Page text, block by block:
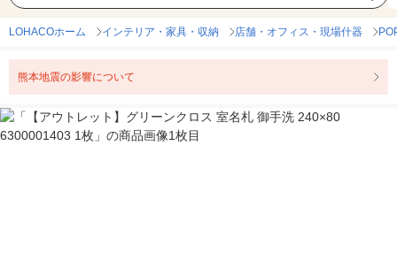
LOHACOホーム インテリア・家具・収納 店舗・オフィス・現場什器
熊本地震の影響について